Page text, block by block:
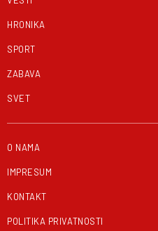
HRONIKA
SPORT
ZABAVA
SVET
O NAMA
IMPRESUM
KONTAKT
POLITIKA PRIVATNOSTI